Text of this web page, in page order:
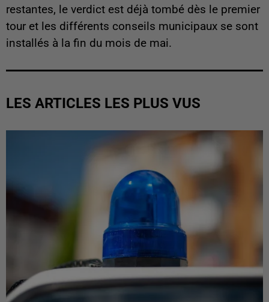
restantes, le verdict est déjà tombé dès le premier
tour et les différents conseils municipaux se sont
installés à la fin du mois de mai.
LES ARTICLES LES PLUS VUS